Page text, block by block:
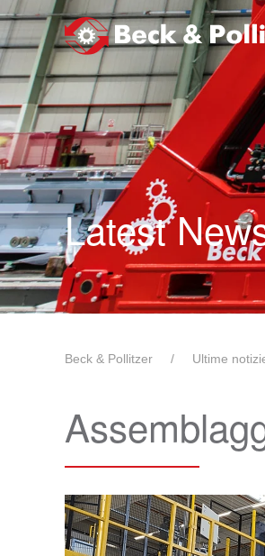
Passa al contenuto principale
Latest
Beck & Pollitzer Ultime